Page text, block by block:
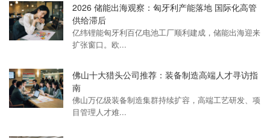
2026 储能出海观察：匈牙利产能落地 国际化高管
供给滞后
亿纬锂能匈牙利百亿电池工厂顺利建成，储能出海迎来
扩张窗口。欧...
佛山十大猎头公司推荐：装备制造高端人才寻访指
南
佛山万亿级装备制造集群持续扩容，高端工艺研发、项
目管理人才难...